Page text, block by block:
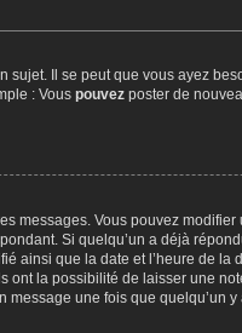
Il se peut que vous ayez
: Vous pouvez poster de
messages. Vous pouvez
Si quelqu’un a déjà
ainsi que la date et l’heure de la
ont la possibilité de laisser une
une fois que quelqu’un y